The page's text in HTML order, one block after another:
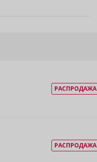
РАСПРОДАЖА
РАСПРОДАЖА